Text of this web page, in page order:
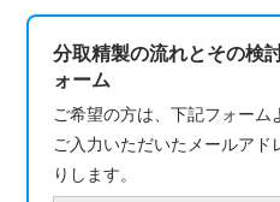
分取精製の流れとその検
ォーム
ご希望の方は、下記フォーム
ご入力いただいたメールアド
りします。